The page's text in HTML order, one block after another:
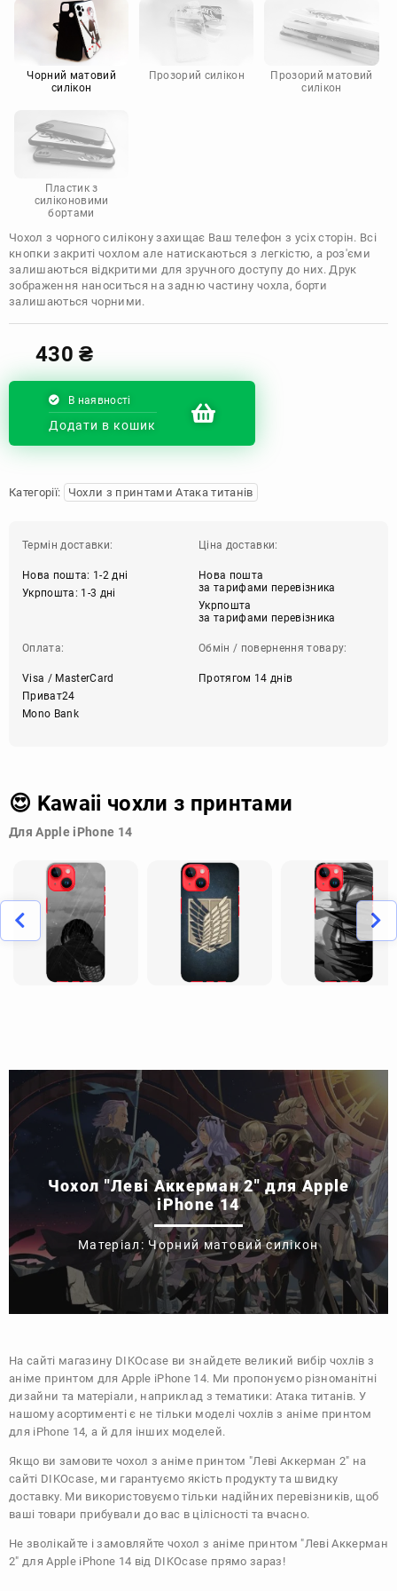
Motorola
Чорний матовий
силікон
Прозорий силікон
Прозорий матовий
силікон
Пластик з
силіконовими
бортами
Чохол з чорного силікону захищає Ваш телефон з усіх сторін. Всі
кнопки закриті чохлом але натискаються з легкістю, а роз'єми
залишаються відкритими для зручного доступу до них. Друк
зображення наноситься на задню частину чохла, борти
залишаються чорними.
430₴
В наявності
Додати в кошик
Категорії: Чохли з принтами Атака титанів
Термін доставки:
Нова пошта: 1-2 дні
Укрпошта: 1-3 дні
Ціна доставки:
Нова пошта
за тарифами перевізника
Укрпошта
за тарифами перевізника
Оплата:
Visa / MasterCard
Приват24
Mono Bank
Обмін / повернення товару:
Протягом 14 днів
😍 Kawaii чохли з принтами
Для Apple iPhone 14
Чохол "Леві Аккерман 2" для Apple
iPhone 14
Матеріал: Чорний матовий силікон
На сайті магазину DIKOcase ви знайдете великий вибір чохлів з
аніме принтом для Apple iPhone 14. Ми пропонуємо різноманітні
дизайни та матеріали, наприклад з тематики: Атака титанів. У
нашому асортименті є не тільки моделі чохлів з аніме принтом
для iPhone 14, а й для інших моделей.
Якщо ви замовите чохол з аніме принтом "Леві Аккерман 2" на
сайті DIKOcase, ми гарантуємо якість продукту та швидку
доставку. Ми використовуємо тільки надійних перевізників, щоб
ваші товари прибували до вас в цілісності та вчасно.
Не зволікайте і замовляйте чохол з аніме принтом "Леві Аккерман
2" для Apple iPhone 14 від DIKOcase прямо зараз!